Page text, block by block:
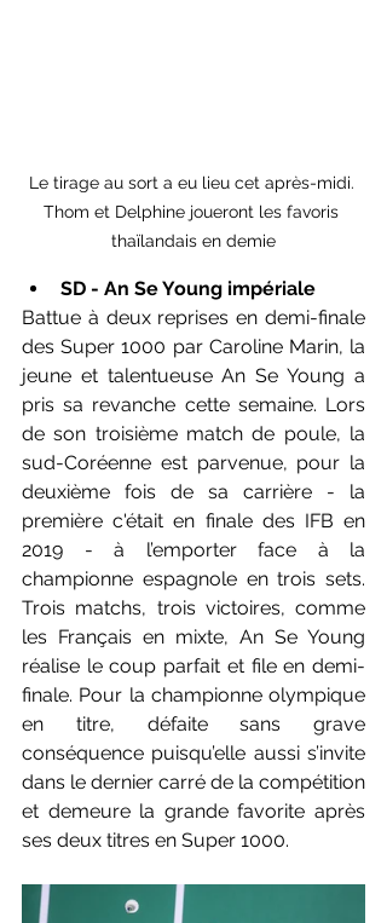
Le tirage au sort a eu lieu cet après-midi.
Thom et Delphine joueront les favoris
thaïlandais en demie
SD - An Se Young impériale
Battue à deux reprises en demi-finale
des Super 1000 par Caroline Marin, la
jeune et talentueuse An Se Young a
pris sa revanche cette semaine. Lors
de son troisième match de poule, la
sud-Coréenne est parvenue, pour la
deuxième fois de sa carrière - la
première c'était en finale des IFB en
2019 - à l’emporter face à la
championne espagnole en trois sets.
Trois matchs, trois victoires, comme
les Français en mixte, An Se Young
réalise le coup parfait et file en demi-
finale. Pour la championne olympique
en titre, défaite sans grave
conséquence puisqu’elle aussi s’invite
dans le dernier carré de la compétition
et demeure la grande favorite après
ses deux titres en Super 1000.